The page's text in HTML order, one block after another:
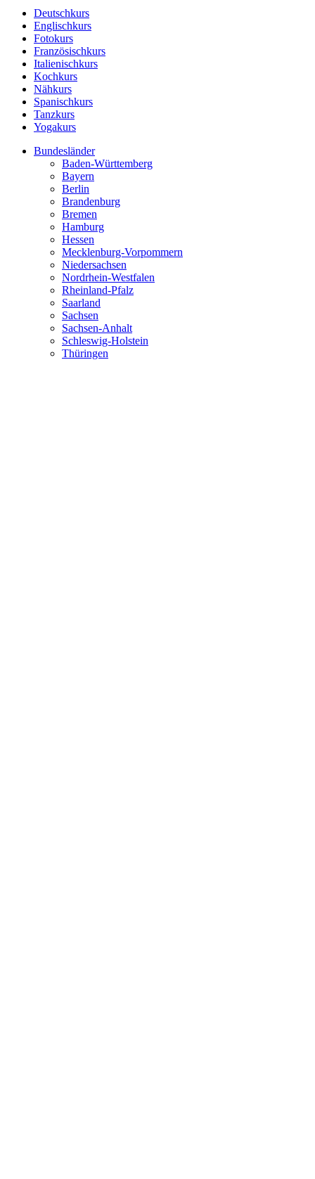
Deutschkurs
Englischkurs
Fotokurs
Französischkurs
Italienischkurs
Kochkurs
Nähkurs
Spanischkurs
Tanzkurs
Yogakurs
Bundesländer
Baden-Württemberg
Bayern
Berlin
Brandenburg
Bremen
Hamburg
Hessen
Mecklenburg-Vorpommern
Niedersachsen
Nordrhein-Westfalen
Rheinland-Pfalz
Saarland
Sachsen
Sachsen-Anhalt
Schleswig-Holstein
Thüringen